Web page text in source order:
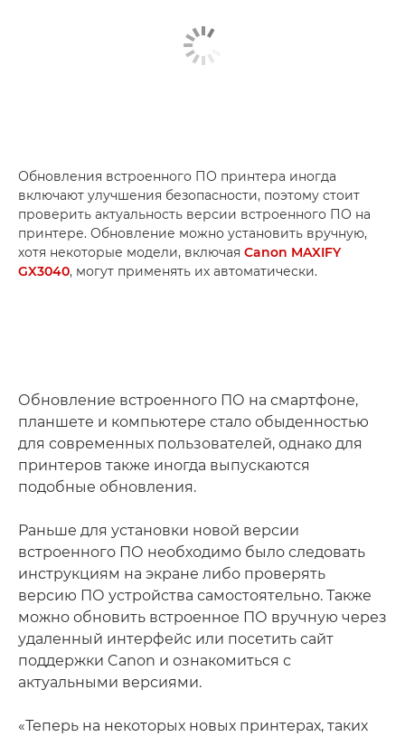
Обновления встроенного ПО принтера иногда
включают улучшения безопасности, поэтому стоит
проверить актуальность версии встроенного ПО на
принтере. Обновление можно установить вручную,
хотя некоторые модели, включая Canon MAXIFY
GX3040, могут применять их автоматически.
Обновление встроенного ПО на смартфоне,
планшете и компьютере стало обыденностью
для современных пользователей, однако для
принтеров также иногда выпускаются
подобные обновления.
Раньше для установки новой версии
встроенного ПО необходимо было следовать
инструкциям на экране либо проверять
версию ПО устройства самостоятельно. Также
можно обновить встроенное ПО вручную через
удаленный интерфейс или посетить сайт
поддержки Canon и ознакомиться с
актуальными версиями.
«Теперь на некоторых новых принтерах, таких